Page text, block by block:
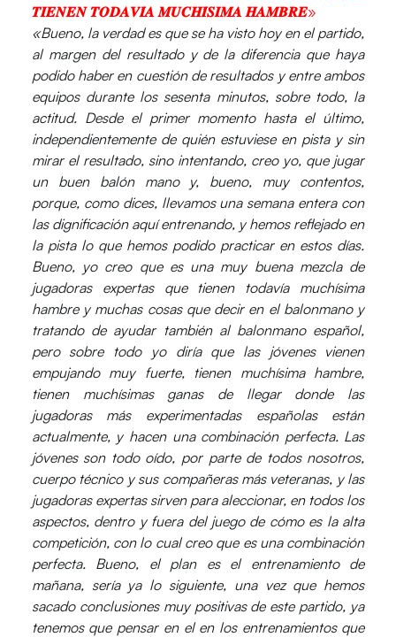
𝑻𝑰𝑬𝑵𝑬𝑵 𝑻𝑶𝑫𝑨𝑽𝑰́𝑨 𝑴𝑼𝑪𝑯𝑰́𝑺𝑰𝑴𝑨 𝑯𝑨𝑴𝑩𝑹𝑬»
«Bueno, la verdad es que se ha visto hoy en el partido,
al margen del resultado y de la diferencia que haya
podido haber en cuestión de resultados y entre ambos
equipos durante los sesenta minutos, sobre todo, la
actitud. Desde el primer momento hasta el último,
independientemente de quién estuviese en pista y sin
mirar el resultado, sino intentando, creo yo, que jugar
un buen balón mano y, bueno, muy contentos,
porque, como dices, llevamos una semana entera con
las dignificación aquí entrenando, y hemos reflejado en
la pista lo que hemos podido practicar en estos días.
Bueno, yo creo que es una muy buena mezcla de
jugadoras expertas que tienen todavía muchísima
hambre y muchas cosas que decir en el balonmano y
tratando de ayudar también al balonmano español,
pero sobre todo yo diría que las jóvenes vienen
empujando muy fuerte, tienen muchísima hambre,
tienen muchísimas ganas de llegar donde las
jugadoras más experimentadas españolas están
actualmente, y hacen una combinación perfecta. Las
jóvenes son todo oído, por parte de todos nosotros,
cuerpo técnico y sus compañeras más veteranas, y las
jugadoras expertas sirven para aleccionar, en todos los
aspectos, dentro y fuera del juego de cómo es la alta
competición, con lo cual creo que es una combinación
perfecta. Bueno, el plan es el entrenamiento de
mañana, sería ya lo siguiente, una vez que hemos
sacado conclusiones muy positivas de este partido, ya
tenemos que pensar en el en los entrenamientos que